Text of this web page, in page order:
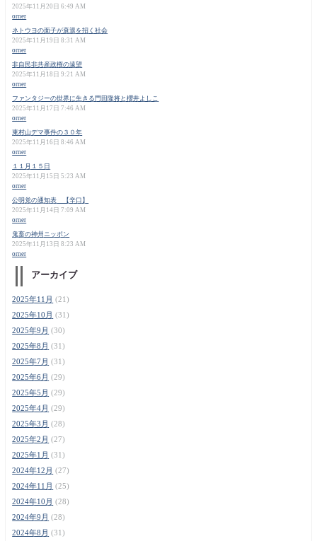
2025年11月20日 6:49 AM
orner
ネトウヨの面子が衰退を招く社会
2025年11月19日 8:31 AM
orner
非自民非共産政権の遠望
2025年11月18日 9:21 AM
orner
ファンタジーの世界に生きる門田隆将と櫻井よしこ
2025年11月17日 7:46 AM
orner
東村山デマ事件の３０年
2025年11月16日 8:46 AM
orner
１１月１５日
2025年11月15日 5:23 AM
orner
公明党の通知表 【辛口】
2025年11月14日 7:09 AM
orner
鬼畜の神州ニッポン
2025年11月13日 8:23 AM
orner
アーカイブ
2025年11月 (21)
2025年10月 (31)
2025年9月 (30)
2025年8月 (31)
2025年7月 (31)
2025年6月 (29)
2025年5月 (29)
2025年4月 (29)
2025年3月 (28)
2025年2月 (27)
2025年1月 (31)
2024年12月 (27)
2024年11月 (25)
2024年10月 (28)
2024年9月 (28)
2024年8月 (31)